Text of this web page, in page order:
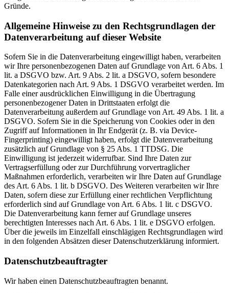
Gründe.
Allgemeine Hinweise zu den Rechtsgrundlagen der
Datenverarbeitung auf dieser Website
Sofern Sie in die Datenverarbeitung eingewilligt haben, verarbeiten
wir Ihre personenbezogenen Daten auf Grundlage von Art. 6 Abs. 1
lit. a DSGVO bzw. Art. 9 Abs. 2 lit. a DSGVO, sofern besondere
Datenkategorien nach Art. 9 Abs. 1 DSGVO verarbeitet werden. Im
Falle einer ausdrücklichen Einwilligung in die Übertragung
personenbezogener Daten in Drittstaaten erfolgt die
Datenverarbeitung außerdem auf Grundlage von Art. 49 Abs. 1 lit. a
DSGVO. Sofern Sie in die Speicherung von Cookies oder in den
Zugriff auf Informationen in Ihr Endgerät (z. B. via Device-
Fingerprinting) eingewilligt haben, erfolgt die Datenverarbeitung
zusätzlich auf Grundlage von § 25 Abs. 1 TTDSG. Die
Einwilligung ist jederzeit widerrufbar. Sind Ihre Daten zur
Vertragserfüllung oder zur Durchführung vorvertraglicher
Maßnahmen erforderlich, verarbeiten wir Ihre Daten auf Grundlage
des Art. 6 Abs. 1 lit. b DSGVO. Des Weiteren verarbeiten wir Ihre
Daten, sofern diese zur Erfüllung einer rechtlichen Verpflichtung
erforderlich sind auf Grundlage von Art. 6 Abs. 1 lit. c DSGVO.
Die Datenverarbeitung kann ferner auf Grundlage unseres
berechtigten Interesses nach Art. 6 Abs. 1 lit. e DSGVO erfolgen.
Über die jeweils im Einzelfall einschlägigen Rechtsgrundlagen wird
in den folgenden Absätzen dieser Datenschutzerklärung informiert.
Datenschutz­beauftragter
Wir haben einen Datenschutzbeauftragten benannt.